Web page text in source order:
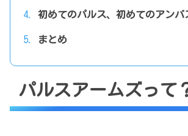
初めてのパルス、初めてのアンバ
まとめ
パルスアームズって